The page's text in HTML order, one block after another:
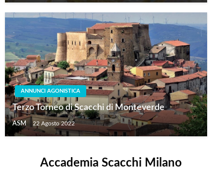
ANNUNCI AGONISTICA
Terzo Torneo di Scacchi di Monteverde
ASM 22 Agosto 2022
Accademia Scacchi Milano